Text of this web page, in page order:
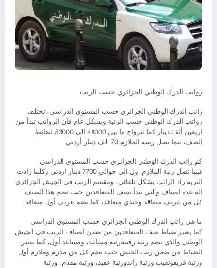
رواتب الدرك الوطني الجزائري حسب الرتب
راتب الدرك الوطني الجزائري حسب المستوى الدراسي، تختلف
رواتب الدرك الوطني حسب الرتبة وبشكل عام فان الرواتب تبدأ من
اربعين ألف دينار كما تترواح ما بين 48000 الى 53000 لضابط
الصف، بنما تصل رتتبة الملازم 70 الف دينار أردني
كم راتب الدرك الوطني الجزائري حسب المستوى الدراسي
فيما تصل رتبة الملازم أول الى حوالي 7700 دينار اردني وكلما زادت
التربة زاد الراتب بشكل تلقائي، وتنقسم الرتب في الجيش الجزائري
الة عدة اصناف والتي تبدأ بصف المتعاقدين حيث يضم هذا الصنف
كل من عريف متعاقد وجندي متعاقد، كما يضم عريف أول متعاقد
ما هي راتب الدرك الوطني الجزائري حسب المستوى الدراسي
كما يعتبر ضباط صف المتعاقدين من ضمن اصناف الرتب في الجيش
الوطني والذي يضم رتبة رقيبةرتبة مساعد، ومساعد أول، كما يعتبر
الضباط من ضمن رتب الجيش حيث يضم كل من ملازم وملازم أول
ورتبة فريقونقيب ورتبة رائدورتبة عقيد، ورتبة مقدم، ورتبة